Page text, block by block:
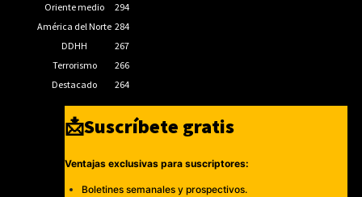
Oriente medio
294
América del Norte 284
DDHH
267
Terrorismo
266
Destacado
264
📩Suscríbete gratis
Ventajas exclusivas para suscriptores:
Boletines semanales y prospectivos.